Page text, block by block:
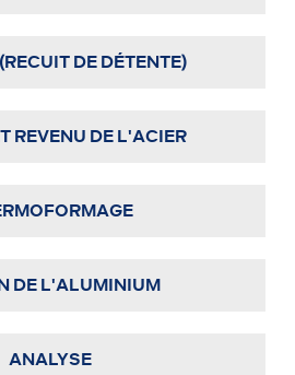
DE DÉTENTE)
REVENU DE L'ACIER
DE L'ALUMINIUM
ANALYSE